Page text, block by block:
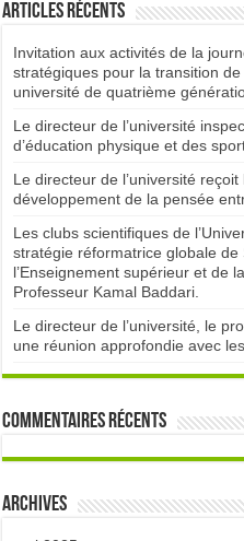
Articles récents
Invitation aux activités de la
stratégiques pour la transition de
université de quatrième
Le directeur de l’université
d’éducation physique et des
Le directeur de l’université
développement de la pensée
Les clubs scientifiques de
stratégie réformatrice globale
l’Enseignement supérieur et de
Professeur Kamal Baddari.
Le directeur de l’université, le
une réunion approfondie avec
Commentaires récents
Archives